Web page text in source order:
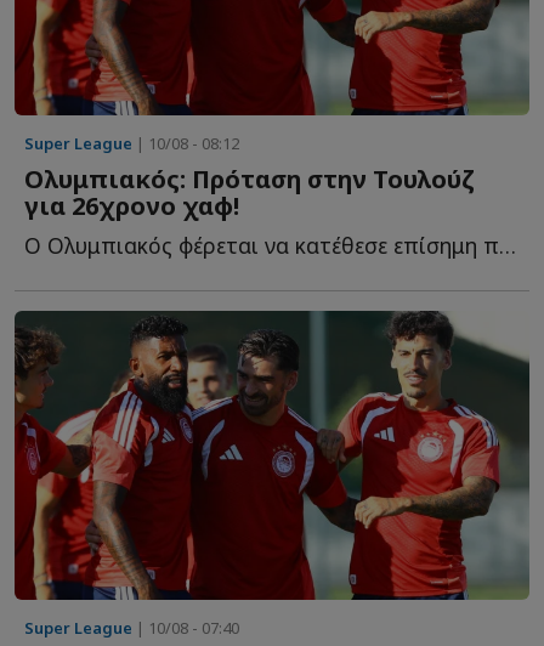
Super League | 10/08 - 08:12
Ολυμπιακός: Πρόταση στην Τουλούζ
για 26χρονο χαφ!
Ο Ολυμπιακός φέρεται να κατέθεσε επίσημη πρόταση στην Τ...
Super League | 10/08 - 07:40